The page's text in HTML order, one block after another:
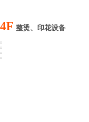
4F 整烫、印花设备